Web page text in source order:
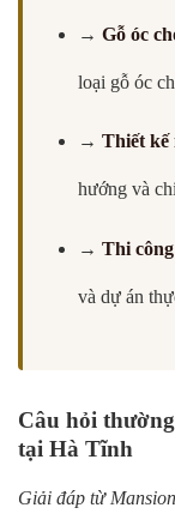
→ Gỗ óc
loại gỗ óc
→ Thiết kế
hướng và
→ Thi
và dự án
Câu hỏi
tại Hà Tĩnh
Giải đáp từ